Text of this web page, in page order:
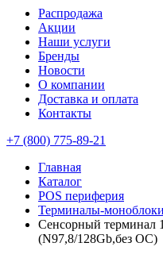
Распродажа
Акции
Наши услуги
Бренды
Новости
О компании
Доставка и оплата
Контакты
+7 (800) 775-89-21
Главная
Каталог
POS периферия
Терминалы-моноблоки
Сенсорный терминал
(N97,8/128Gb,без ОС)